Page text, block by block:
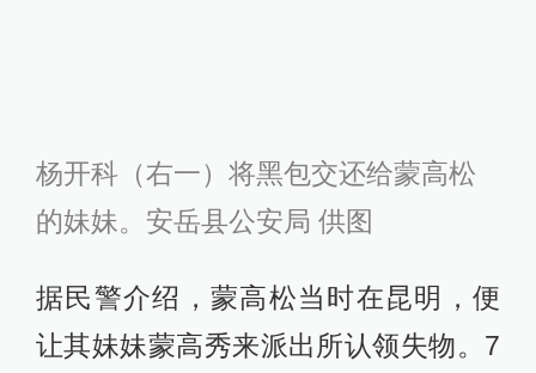
杨开科（右一）将黑包交还给蒙高松
的妹妹。安岳县公安局 供图
据民警介绍，蒙高松当时在昆明，便
让其妹妹蒙高秀来派出所认领失物。7